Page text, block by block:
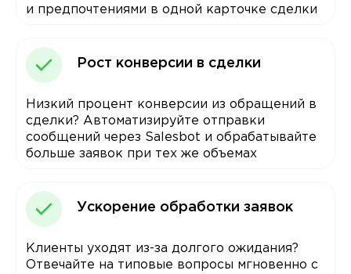
и предпочтениями в одной карточке сделки
Рост конверсии в сделки
Низкий процент конверсии из обращений в
сделки? Автоматизируйте отправки
сообщений через Salesbot и обрабатывайте
больше заявок при тех же объемах
Ускорение обработки заявок
Клиенты уходят из-за долгого ожидания?
Отвечайте на типовые вопросы мгновенно с